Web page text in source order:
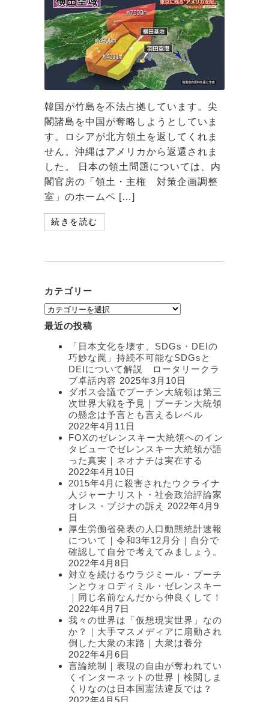
韓国が竹島を不法占拠しています。尖
閣諸島を中国が奪略しようとしていま
す。ロシアが北方領土を返してくれま
せん。沖縄はアメリカから返還されま
した。 日本の領土問題については、内
閣官房の「領土・主権 対策企画調整
室」のホームペ […]
続きを読む
カテゴリー
カ
テ
ゴ
最近の投稿
「日本文化を壊す、SDGs・DEIの
巧妙な罠」持続不可能なSDGsと
DEIについて解説 ロータリークラ
ブ卓話内容 2025年3月10日
ダボス会議でプーチン大統領は第三
次世界大戦を予見｜プーチン大統領
の懸念は予言とも言えるレベル
2022年4月11日
FOXのゼレンスキー大統領へのイン
タビューでゼレンスキー大統領が語
った真実｜ネオナチは実在する
2022年4月10日
2015年4月に殺害されたウクライナ
人ジャーナリスト・社会政治評論家
オレス・ブジナの訴え
2022年4月9
日
厚生労働省発表の人口動態統計速報
について｜令和3年12月分｜自分で
確認して自分で考えてみましょう。
2022年4月8日
対立を続けるウラジミール・プーチ
ンとウォロディミル・ゼレンスキー
｜同じ名前なんだから仲良くして！
2022年4月7日
我々の世界は「仮想現実世界」なの
か？｜大手マスメディアに扇動され
倒した大衆の末路｜大衆は養分
2022年4月6日
言論統制｜表現の自由が奪われてい
くインターネットの世界｜検閲しま
くりなのは日本国憲法違反では？
2022年4月5日